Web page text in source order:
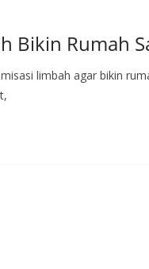
Bikin Rumah
limbah agar bikin